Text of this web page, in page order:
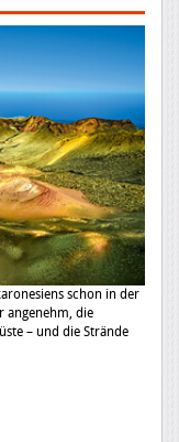
schon in der
angenehm, die
– und die Strände